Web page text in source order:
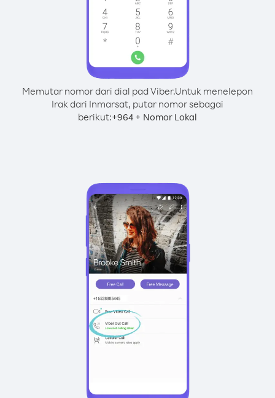
Memutar nomor dari dial pad Viber.Untuk menelepon
Irak dari Inmarsat, putar nomor sebagai
berikut:+964 + Nomor Lokal